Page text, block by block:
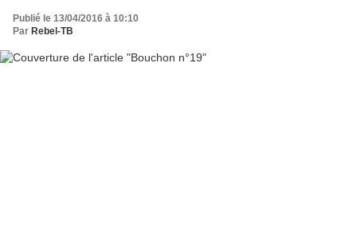
Publié le 13/04/2016 à 10:10
Par Rebel-TB